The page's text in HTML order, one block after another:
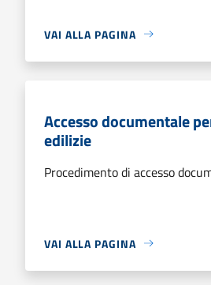
VAI ALLA PAGINA
Accesso documentale
edilizie
Procedimento di accesso
VAI ALLA PAGINA